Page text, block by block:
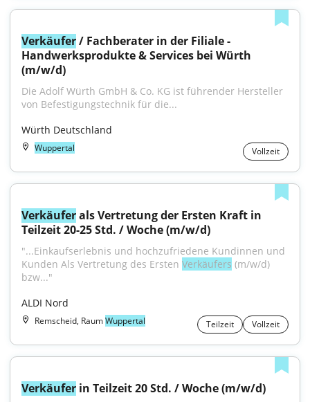
Verkäufer / Fachberater in der Filiale -
Handwerksprodukte & Services bei Würth
(m/w/d)
Die Adolf Würth GmbH & Co. KG ist führender Hersteller
von Befestigungstechnik für die...
Würth Deutschland
Wuppertal Vollzeit
Verkäufer als Vertretung der Ersten Kraft in
Teilzeit 20-25 Std. / Woche (m/w/d)
"...Einkaufserlebnis und hochzufriedene Kundinnen und
Kunden Als Vertretung des Ersten Verkäufers (m/w/d)
bzw..."
ALDI Nord
Remscheid, RaumWuppertal Teilzeit Vollzeit
Verkäufer in Teilzeit 20 Std. / Woche (m/w/d)